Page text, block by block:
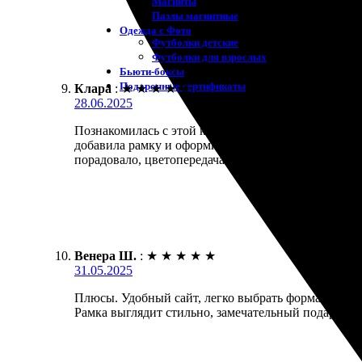
Пазлы магнитные
Одежда с Фото
Футболки детские
Футболки для взрослых
Бьюти-боксы
Подарочные сертификаты
Клара : ★ ★ ★ ★ ★
28.06.2025
Познакомилась с этой компанией и осталась
добавила рамку и оформила заказ. Всю
порадовало, цветопередача отличная, рамка
Венера Ш. : ★ ★ ★ ★ ★
31.05.2025
Плюсы. Удобный сайт, легко выбрать формат.
Рамка выглядит стильно, замечательный подарок.